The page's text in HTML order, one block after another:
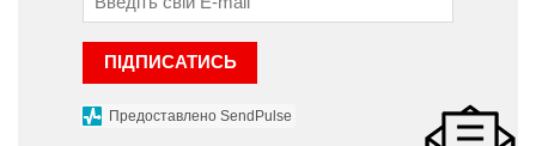
ПІДПИСАТИСЬ
Предоставлено SendPulse